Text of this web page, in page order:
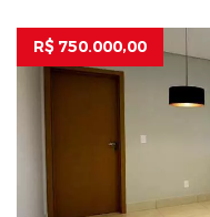
R$ 750.000,00